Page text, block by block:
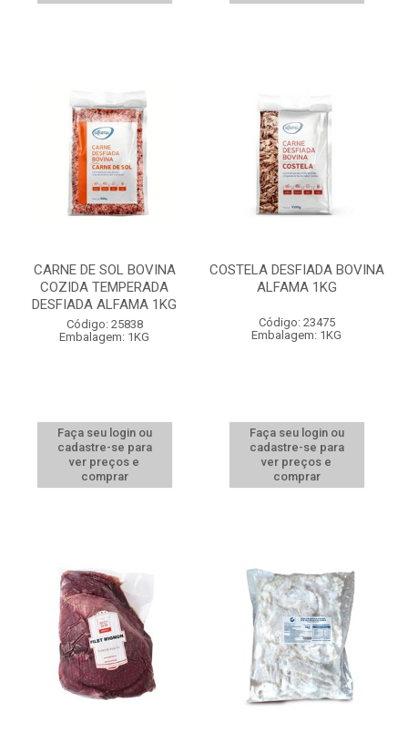
CARNE DE SOL BOVINA
COZIDA TEMPERADA
DESFIADA ALFAMA 1KG
Código: 25838
Embalagem: 1KG
Faça seu login ou
cadastre-se para
ver preços e
comprar
COSTELA DESFIADA BOVINA
ALFAMA 1KG
Código: 23475
Embalagem: 1KG
Faça seu login ou
cadastre-se para
ver preços e
comprar